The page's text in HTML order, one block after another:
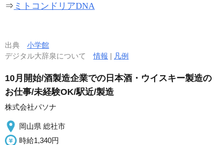
⇒ ミトコンドリアDNA
出典 小学館
デジタル大辞泉について情報 | 凡例
10月開始/酒製造企業での日本酒・ウイスキー製造の
お仕事/未経験OK/駅近/製造
株式会社パソナ
岡山県 総社市
時給1,340円